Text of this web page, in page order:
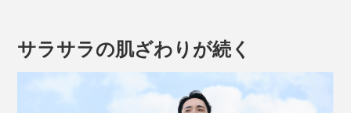
サラサラの肌ざわりが続く